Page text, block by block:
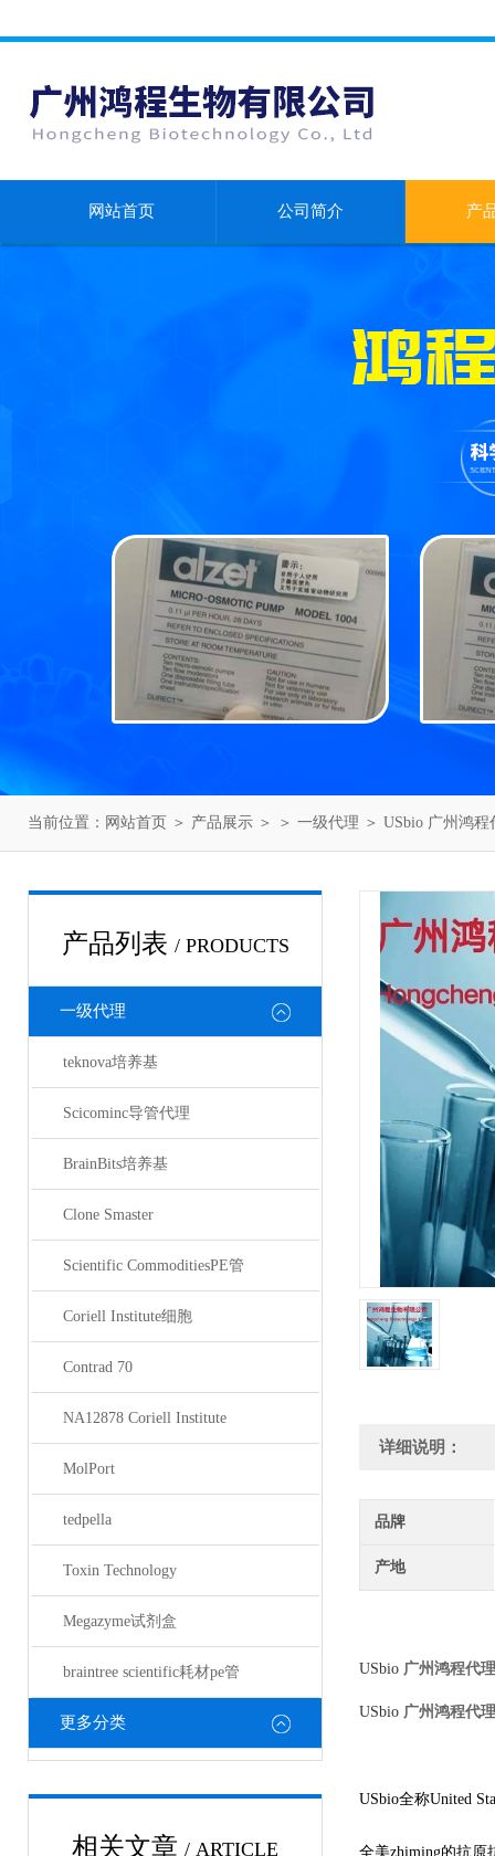
网站首页 公司简介 产
当前位置： 网站首页 ＞ 产品展示 ＞ ＞ 一级代理 ＞ USbio 广州鸿程
产品列表 / PRODUCTS
一级代理
teknova培养基
Scicominc导管代理
BrainBits培养基
Clone Smaster
Scientific CommoditiesPE管
Coriell Institute细胞
Contrad 70
NA12878 Coriell Institute
MolPort
tedpella
Toxin Technology
Megazyme试剂盒
braintree scientific耗材pe管
更多分类
相关文章 / ARTICLE
详细说明：
品牌
产地
USbio 广州鸿程代理
USbio 广州鸿程代理
USbio全称United
全美zhiming的抗原